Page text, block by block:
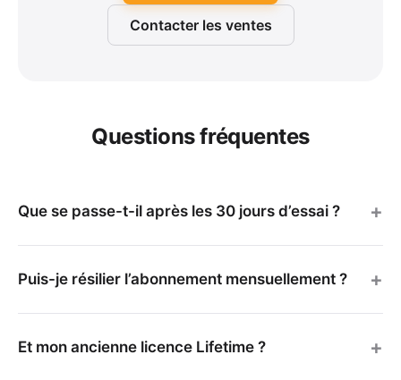
Contacter les ventes
Questions fréquentes
Que se passe-t-il après les 30 jours d’essai ?
Puis-je résilier l’abonnement mensuellement ?
Et mon ancienne licence Lifetime ?